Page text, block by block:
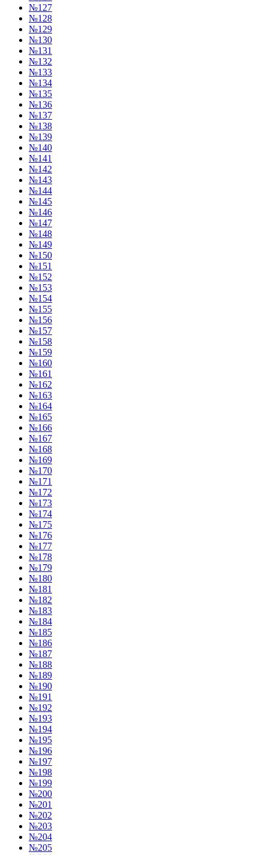
№127
№128
№129
№130
№131
№132
№133
№134
№135
№136
№137
№138
№139
№140
№141
№142
№143
№144
№145
№146
№147
№148
№149
№150
№151
№152
№153
№154
№155
№156
№157
№158
№159
№160
№161
№162
№163
№164
№165
№166
№167
№168
№169
№170
№171
№172
№173
№174
№175
№176
№177
№178
№179
№180
№181
№182
№183
№184
№185
№186
№187
№188
№189
№190
№191
№192
№193
№194
№195
№196
№197
№198
№199
№200
№201
№202
№203
№204
№205